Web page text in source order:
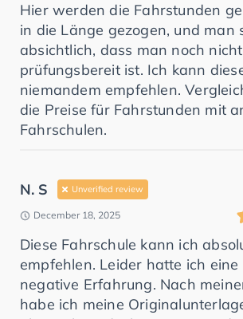
Hier werden die Fahrstunden
in die Länge gezogen, und man
absichtlich, dass man noch nicht
prüfungsbereit ist. Ich kann
niemandem empfehlen.
die Preise für Fahrstunden mit
Fahrschulen.
N. S Unverified review
December 18, 2025
Diese Fahrschule kann ich
empfehlen. Leider hatte ich eine
negative Erfahrung. Nach
habe ich meine